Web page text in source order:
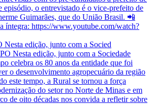
edição, junto com a Socied